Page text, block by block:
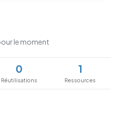
le moment
0
Réutilisations
1
Ressources